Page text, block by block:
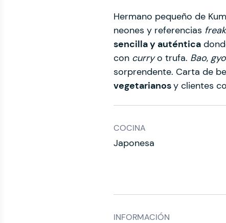
Hermano pequeño de
neones y referencias
sencilla y auténtica
con curryo trufa. Bao,
sorprendente. Carta de
vegetarianosy clientes
COCINA
Japonesa
INFORMACIÓN